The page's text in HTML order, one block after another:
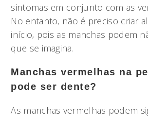
sintomas em conjunto com as
No entanto, não é preciso criar
início, pois as manchas podem
que se imagina.
Manchas vermelhas na
pode ser dente?
As manchas vermelhas podem